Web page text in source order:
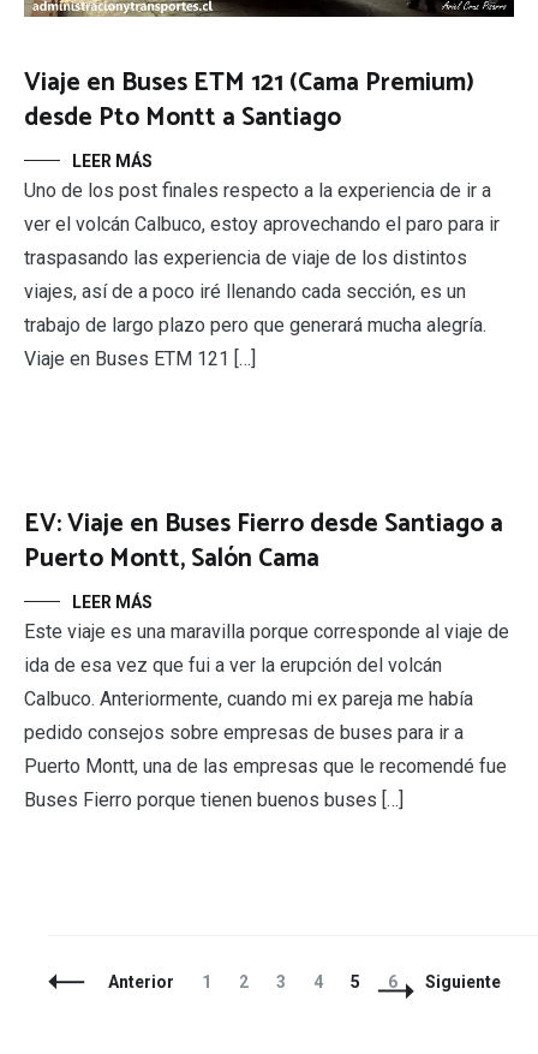
Viaje en Buses ETM 121 (Cama Premium)
desde Pto Montt a Santiago
LEER MÁS
Uno de los post finales respecto a la experiencia de ir a
ver el volcán Calbuco, estoy aprovechando el paro para ir
traspasando las experiencia de viaje de los distintos
viajes, así de a poco iré llenando cada sección, es un
trabajo de largo plazo pero que generará mucha alegría.
Viaje en Buses ETM 121 […]
EV: Viaje en Buses Fierro desde Santiago a
Puerto Montt, Salón Cama
LEER MÁS
Este viaje es una maravilla porque corresponde al viaje de
ida de esa vez que fui a ver la erupción del volcán
Calbuco. Anteriormente, cuando mi ex pareja me había
pedido consejos sobre empresas de buses para ir a
Puerto Montt, una de las empresas que le recomendé fue
Buses Fierro porque tienen buenos buses […]
NavegaciónAnterior Página
1 Página
2 Página
3 Página
4 Página
5 Página
6 Siguiente